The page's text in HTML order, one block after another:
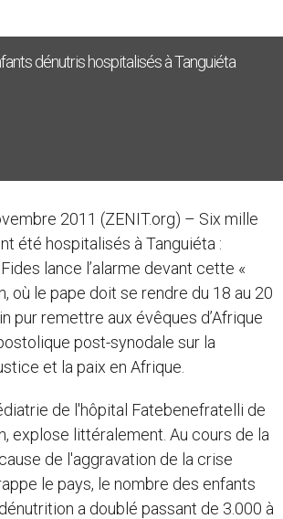
dénutris hospitalisés à Tanguiéta
2011 (ZENIT.org) – Six mille
été hospitalisés à Tanguiéta :
lance l’alarme devant cette «
où le pape doit se rendre du 18 au 20
pur remettre aux évêques d’Afrique
post-synodale sur la
et la paix en Afrique.
de l'hôpital Fatebenefratelli de
explose littéralement. Au cours de la
de l'aggravation de la crise
le pays, le nombre des enfants
a doublé passant de 3.000 à